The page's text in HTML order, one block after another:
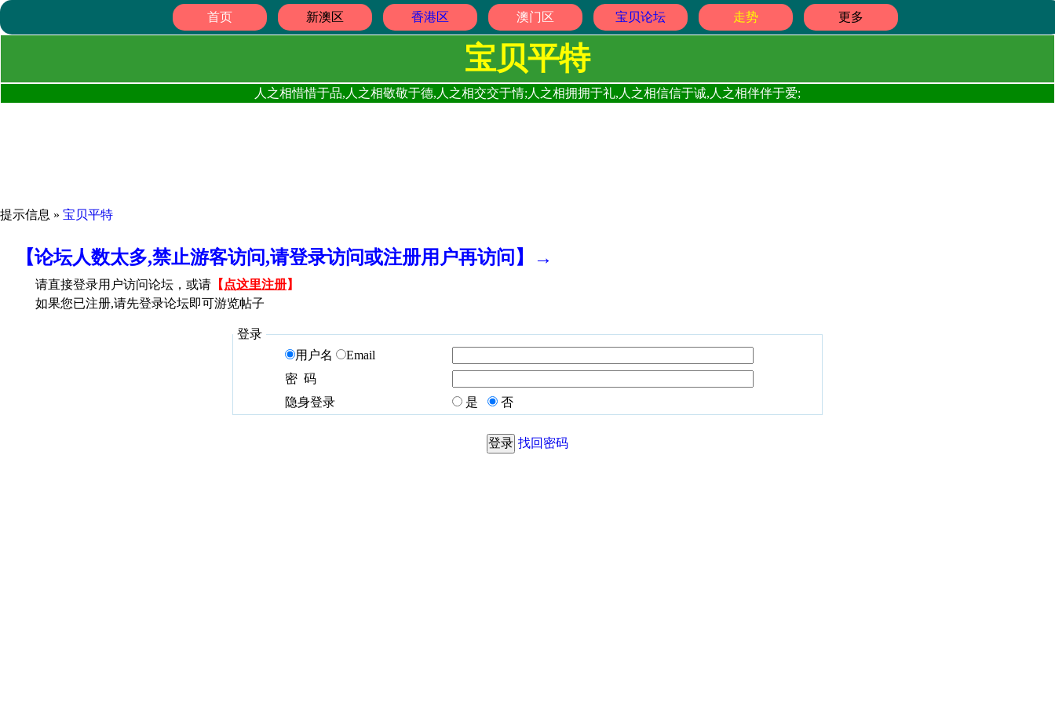
首页 新澳区 香港区 澳门区 宝贝论坛 走势 更多
宝贝平特
人之相惜惜于品,人之相敬敬于德,人之相交交于情;人之相拥拥于礼,人之相信信于诚,人之相伴伴于爱;
提示信息 » 宝贝平特
【论坛人数太多,禁止游客访问,请登录访问或注册用户再访问】→
请直接登录用户访问论坛，或请 【 点这里注册】
如果您已注册,请先登录论坛即可游览帖子
登录
用户名
Email
密 码
隐身登录
是 否
找回密码